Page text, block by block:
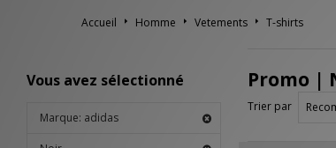
Accueil Homme Vetements T-shirts
Vous avez sélectionné
Marque: adidas
Promo |
Trier par